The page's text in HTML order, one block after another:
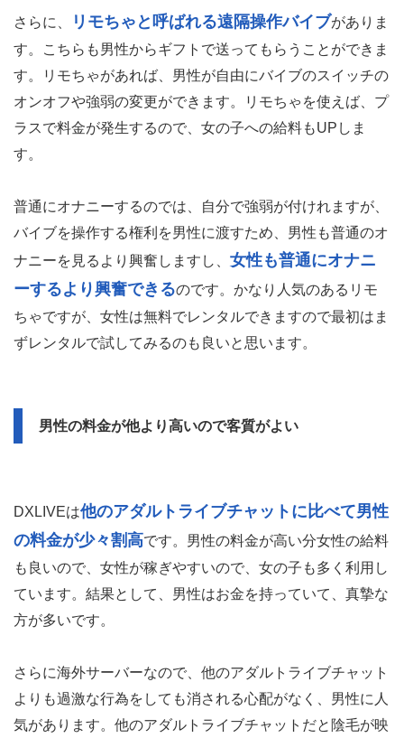
さらに、 リモちゃと呼ばれる遠隔操作バイブがありま
す。こちらも男性からギフトで送ってもらうことができま
す。リモちゃがあれば、男性が自由にバイブのスイッチの
オンオフや強弱の変更ができます。リモちゃを使えば、プ
ラスで料金が発生するので、女の子への給料もUPしま
す。
普通にオナニーするのでは、自分で強弱が付けれますが、
バイブを操作する権利を男性に渡すため、男性も普通のオ
ナニーを見るより興奮しますし、 女性も普通にオナニ
ーするより興奮できるのです。かなり人気のあるリモ
ちゃですが、女性は無料でレンタルできますので最初はま
ずレンタルで試してみるのも良いと思います。
男性の料金が他より高いので客質がよい
DXLIVEは他のアダルトライブチャットに比べて男性
の料金が少々割高です。男性の料金が高い分女性の給料
も良いので、女性が稼ぎやすいので、女の子も多く利用し
ています。結果として、男性はお金を持っていて、真摯な
方が多いです。
さらに海外サーバーなので、他のアダルトライブチャット
よりも過激な行為をしても消される心配がなく、男性に人
気があります。他のアダルトライブチャットだと陰毛が映